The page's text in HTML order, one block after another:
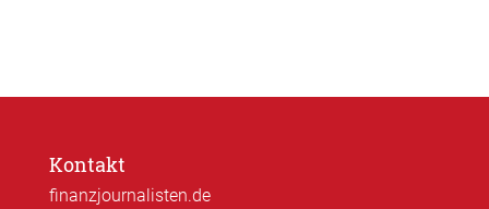
Kontakt
finanzjournalisten.de